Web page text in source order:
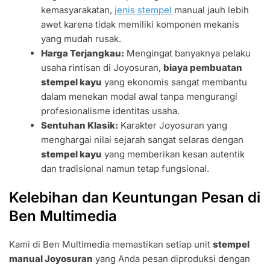
kemasyarakatan, jenis stempel manual jauh lebih
awet karena tidak memiliki komponen mekanis
yang mudah rusak.
Harga Terjangkau: Mengingat banyaknya pelaku
usaha rintisan di Joyosuran,biaya pembuatan
stempel kayu yang ekonomis sangat membantu
dalam menekan modal awal tanpa mengurangi
profesionalisme identitas usaha.
Sentuhan Klasik: Karakter Joyosuran yang
menghargai nilai sejarah sangat selaras dengan
stempel kayu yang memberikan kesan autentik
dan tradisional namun tetap fungsional.
Kelebihan dan Keuntungan Pesan di
Ben Multimedia
Kami di Ben Multimedia memastikan setiap unit stempel
manual Joyosuran yang Anda pesan diproduksi dengan